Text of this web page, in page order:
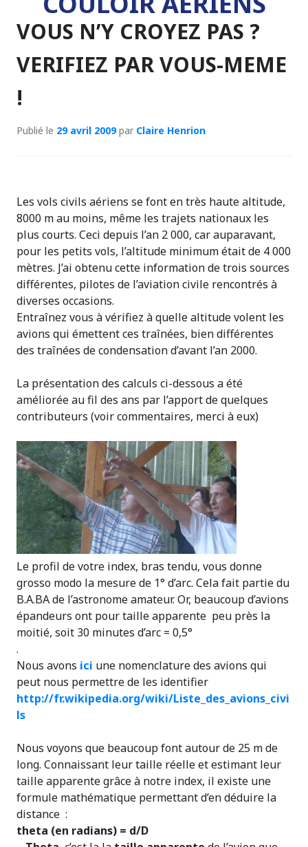
VOUS N’Y CROYEZ PAS ?
VERIFIEZ PAR VOUS-MEME
!
Publié le 29 avril 2009par Claire Henrion
Les vols civils aériens se font en très haute altitude,
8000 m au moins, même les trajets nationaux les
plus courts. Ceci depuis l’an 2 000, car auparavant,
pour les petits vols, l’altitude minimum était de 4 000
mètres. J’ai obtenu cette information de trois sources
différentes, pilotes de l’aviation civile rencontrés à
diverses occasions.
Entraînez vous à vérifiez à quelle altitude volent les
avions qui émettent ces traînées, bien différentes
des traînées de condensation d’avant l’an 2000.
La présentation des calculs ci-dessous a été
améliorée au fil des ans par l’apport de quelques
contributeurs (voir commentaires, merci à eux)
Le profil de votre index, bras tendu, vous donne
grosso modo la mesure de 1° d’arc. Cela fait partie du
B.A.BA de l’astronome amateur. Or, beaucoup d’avions
épandeurs ont pour taille apparente peu près la
moitié, soit 30 minutes d’arc = 0,5°
.
Nous avons ici une nomenclature des avions qui
peut nous permettre de les identifier
http://fr.wikipedia.org/wiki/Liste_des_avions_civi
ls
Nous voyons que beaucoup font autour de 25 m de
long. Connaissant leur taille réelle et estimant leur
taille apparente grâce à notre index, il existe une
formule mathématique permettant d’en déduire la
distance :
theta (en radians) = d/D